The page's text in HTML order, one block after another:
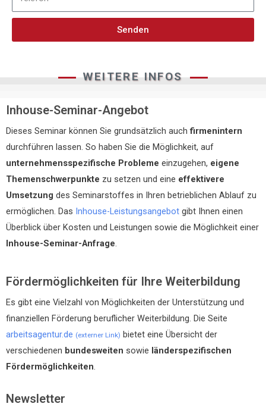
Senden
WEITERE INFOS
Inhouse-Seminar-Angebot
Dieses Seminar können Sie grundsätzlich auchfirmenintern
durchführen lassen. So haben Sie die Möglichkeit, auf
unternehmensspezifische Probleme einzugehen, eigene
Themenschwerpunkte zu setzen und eine effektivere
Umsetzung des Seminarstoffes in Ihren betrieblichen Ablauf zu
ermöglichen. Das Inhouse-Leistungsangebot gibt Ihnen einen
Überblick über Kosten und Leistungen sowie die Möglichkeit einer
Inhouse-Seminar-Anfrage.
Fördermöglichkeiten für Ihre Weiterbildung
Es gibt eine Vielzahl von Möglichkeiten der Unterstützung und
finanziellen Förderung beruflicher Weiterbildung. Die Seite
arbeitsagentur.de (externer Link) bietet eine Übersicht der
verschiedenen bundesweiten sowie länderspezifischen
Fördermöglichkeiten.
Newsletter